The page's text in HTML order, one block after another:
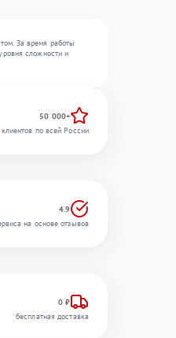
За время работы
сложности и
50 000+
по всей России
4.9
на основе отзывов
0 ₽
бесплатная доставка